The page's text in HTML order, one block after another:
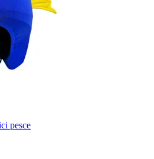
pesce